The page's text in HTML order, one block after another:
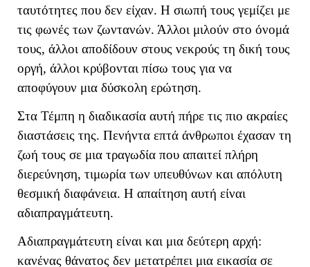
ταυτότητες που δεν είχαν. Η σιωπή τους γεμίζει με
τις φωνές των ζωντανών. Άλλοι μιλούν στο όνομά
τους, άλλοι αποδίδουν στους νεκρούς τη δική τους
οργή, άλλοι κρύβονται πίσω τους για να
αποφύγουν μια δύσκολη ερώτηση.
Στα Τέμπη η διαδικασία αυτή πήρε τις πιο ακραίες
διαστάσεις της. Πενήντα επτά άνθρωποι έχασαν τη
ζωή τους σε μια τραγωδία που απαιτεί πλήρη
διερεύνηση, τιμωρία των υπευθύνων και απόλυτη
θεσμική διαφάνεια. Η απαίτηση αυτή είναι
αδιαπραγμάτευτη.
Αδιαπραγμάτευτη είναι και μια δεύτερη αρχή:
κανένας θάνατος δεν μετατρέπει μια εικασία σε